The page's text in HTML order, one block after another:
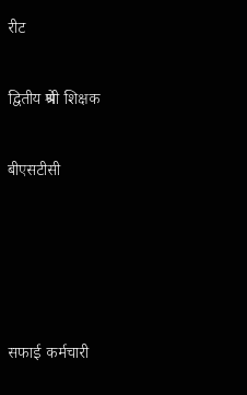
रीट
द्वितीय श्रेणी शिक्षक
बीएसटीसी
सफाई कर्मचारी